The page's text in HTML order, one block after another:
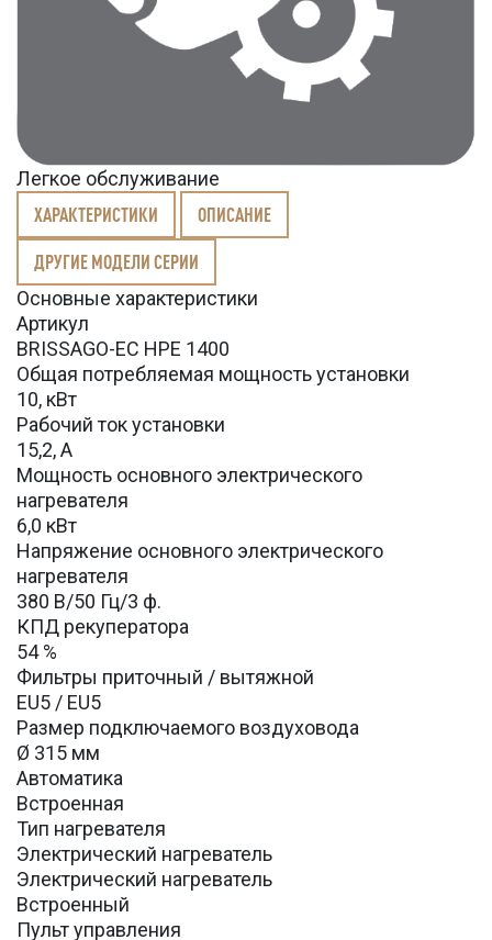
Легкое обслуживание
ХАРАКТЕРИСТИКИ ОПИСАНИЕ
ДРУГИЕ МОДЕЛИ СЕРИИ
Основные характеристики
Артикул
BRISSAGO-EC HPE 1400
Общая потребляемая мощность установки
10, кВт
Рабочий ток установки
15,2, А
Мощность основного электрического
нагревателя
6,0 кВт
Напряжение основного электрического
нагревателя
380 В/50 Гц/3 ф.
КПД рекуператора
54 %
Фильтры приточный / вытяжной
EU5 / EU5
Размер подключаемого воздуховода
Ø 315 мм
Автоматика
Встроенная
Тип нагревателя
Электрический нагреватель
Электрический нагреватель
Встроенный
Пульт управления